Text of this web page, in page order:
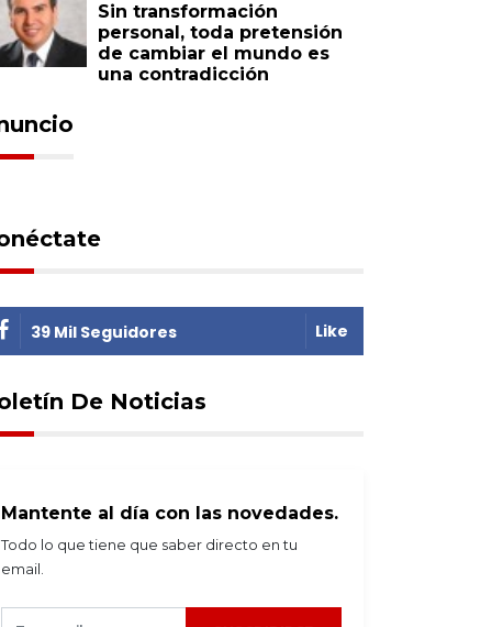
Sin transformación
personal, toda pretensión
de cambiar el mundo es
una contradicción
39 Mil Seguidores Like
De Noticias
Mantente al día con las novedades.
Todo lo que tiene que saber directo en tu
email.